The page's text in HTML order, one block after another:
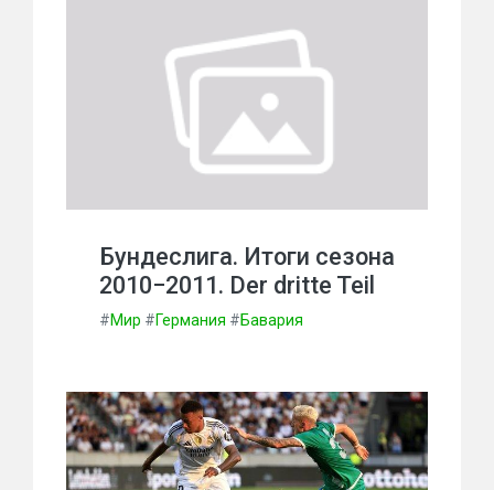
Бундеслига. Итоги сезона
2010−2011. Der dritte Teil
#Мир #Германия #Бавария